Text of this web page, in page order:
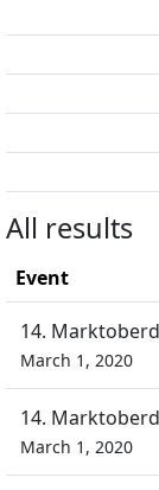
All results
Event
14.
March 1, 2020
14.
March 1, 2020